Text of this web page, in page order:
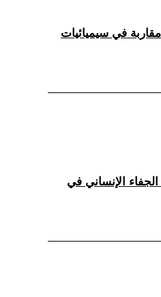
في سيميائيات
الإنساني في